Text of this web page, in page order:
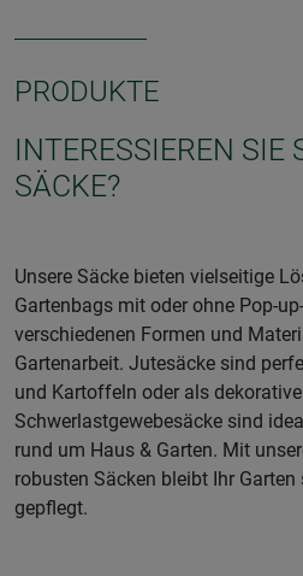
PRODUKTE
INTERESSIEREN SIE
SÄCKE?
Unsere Säcke bieten vielseitige
Gartenbags mit oder ohne Pop-
verschiedenen Formen und
Gartenarbeit. Jutesäcke sind
und Kartoffeln oder als
Schwerlastgewebesäcke sind
rund um Haus & Garten. Mit
robusten Säcken bleibt Ihr
gepflegt.